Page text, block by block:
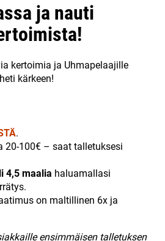
ja nauti
kertoimia ja Uhmapelaajille
kärkeen!
.
20-100€ – saat talletuksesi
4,5 maalia haluamallasi
on maltillinen 6x ja
ensimmäisen talletuksen